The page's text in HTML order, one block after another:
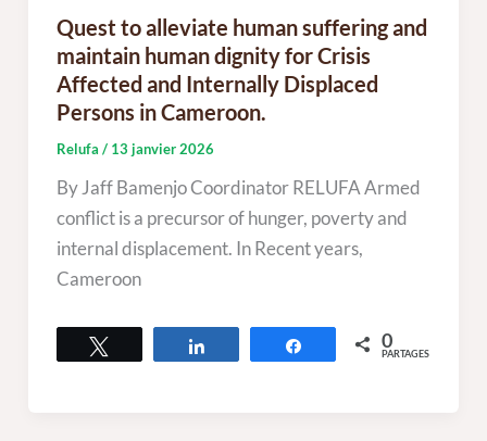
Quest to alleviate human suffering and
maintain human dignity for Crisis
Affected and Internally Displaced
Persons in Cameroon.
Relufa / 13 janvier 2026
By Jaff Bamenjo Coordinator RELUFA Armed
conflict is a precursor of hunger, poverty and
internal displacement. In Recent years,
Cameroon
Partagez 0
PARTAGES